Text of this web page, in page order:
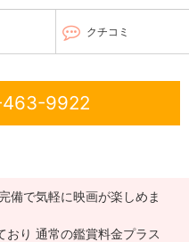
クチコミ
9922
備で気軽に映画が楽しめま
おり 通常の鑑賞料金プラス